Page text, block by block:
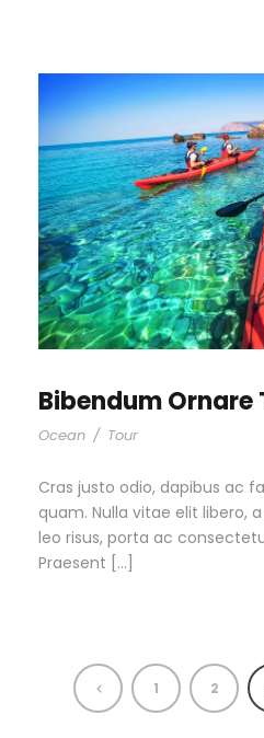
Bibendum Ornare
Ocean / Tour
Cras justo odio, dapibus ac
quam. Nulla vitae elit libero,
leo risus, porta ac
Praesent […]
1 2